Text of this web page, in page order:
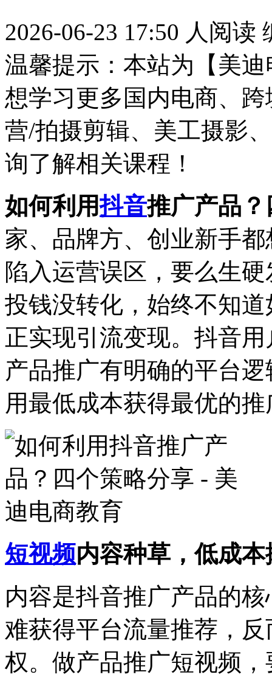
2026-06-23 17:50 人阅读
温馨提示：本站为【美
想学习更多国内电商、
营/拍摄剪辑、美工摄影
询了解相关课程！
如何利用抖音推广产品
家、品牌方、创业新手
陷入运营误区，要么生
投钱没转化，始终不知
正实现引流变现。抖音
产品推广有明确的平台
用最低成本获得最优的
短视频内容种草，低成
内容是抖音推广产品的
难获得平台流量推荐，
权。做产品推广短视频